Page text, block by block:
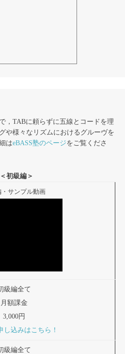
，TABに頼らずに五線とコードを理
や様々なリズムにおけるグルーヴを
はeBASS塾のページをご覧くださ
＜初級編＞
・サンプル動画
級編全て
月額課金
3,000円
し込みはこちら！
級編全て